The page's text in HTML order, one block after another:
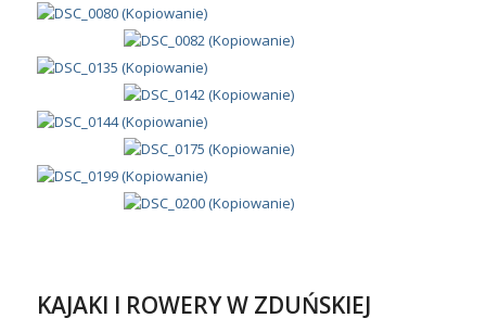
KAJAKI I ROWERY W ZDUŃSKIEJ
DĄBROWIE
20 czerwca 2014 / wZ życia szkoły
Młodzież Zespołu Szkół Centrum Kształcenia Rolniczego im.
funkcjonujące przy szkole realizuje złożony do Urzędu